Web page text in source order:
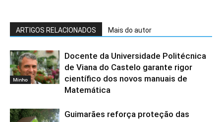
ARTIGOS RELACIONADOS Mais do autor
Minho
Docente da Universidade Politécnica
de Viana do Castelo garante rigor
científico dos novos manuais de
Matemática
Guimarães reforça proteção das